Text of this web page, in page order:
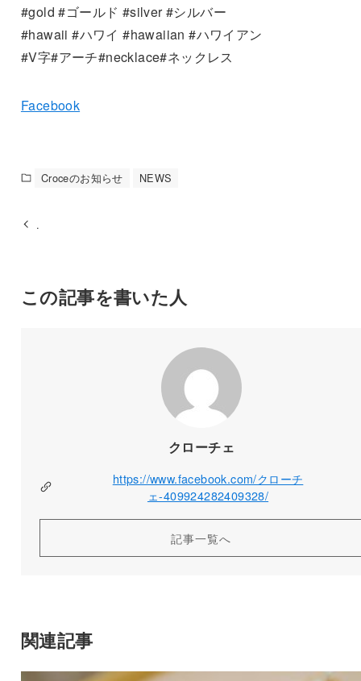
#gold #ゴールド #silver #シルバー
#hawaii #ハワイ #hawaiian #ハワイアン
#V字#アーチ#necklace#ネックレス
Facebook
Croceのお知らせ NEWS
.
この記事を書いた人
クローチェ
https://www.facebook.com/クローチ
ェ-409924282409328/
記事一覧へ
関連記事